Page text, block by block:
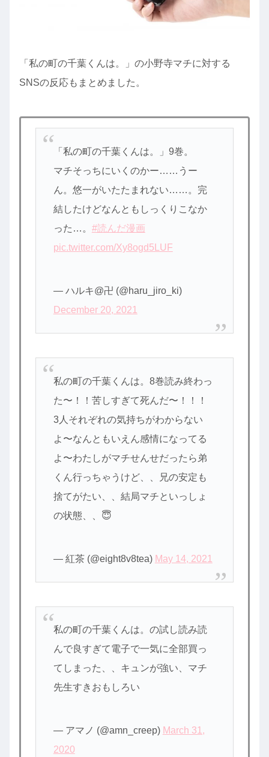
「私の町の千葉くんは。」の小野寺マチに対する
SNSの反応もまとめました。
「私の町の千葉くんは。」9巻。
マチそっちにいくのかー……うー
ん。悠一がいたたまれない……。完
結したけどなんともしっくりこなか
った…。 #読んだ漫画
pic.twitter.com/Xy8ogd5LUF
— ハルキ@卍 (@haru_jiro_ki)
December 20, 2021
私の町の千葉くんは。8巻読み終わっ
た〜！！苦しすぎて死んだ〜！！！
3人それぞれの気持ちがわからない
よ〜なんともいえん感情になってる
よ〜わたしがマチせんせだったら弟
くん行っちゃうけど、、兄の安定も
捨てがたい、、結局マチといっしょ
の状態、、😇
— 紅茶 (@eight8v8tea) May 14, 2021
私の町の千葉くんは。の試し読み読
んで良すぎて電子で一気に全部買っ
てしまった、、キュンが強い、マチ
先生すきおもしろい
— アマノ (@amn_creep) March 31,
2020